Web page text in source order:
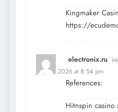
Kingmaker
https://
electronix.ru
July 12, 2026 at 8:54 pm
References:
Hitnspin